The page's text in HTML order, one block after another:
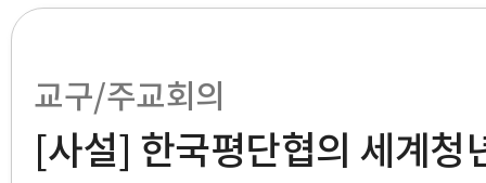
교구/주교회의
[사설] 한국평단협의 세계청